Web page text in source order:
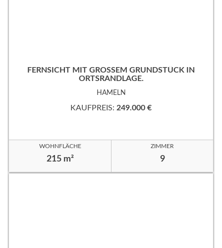
FERNSICHT MIT GROSSEM GRUNDSTÜCK IN
ORTSRANDLAGE.
HAMELN
KAUFPREIS: 249.000 €
WOHNFLÄCHE
215 m²
ZIMMER
9